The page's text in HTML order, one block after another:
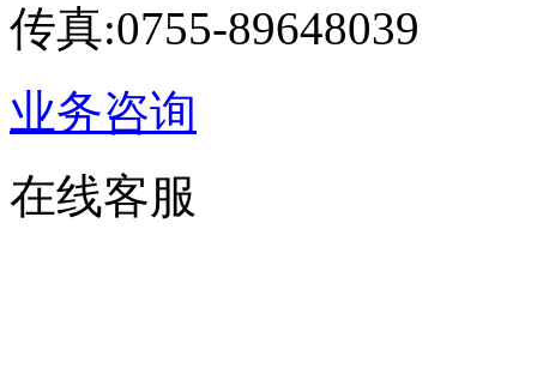
传真:0755-89648039
业务咨询
在线客服